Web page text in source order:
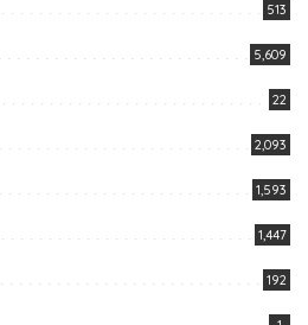
513
5,609
22
2,093
1,593
1,447
192